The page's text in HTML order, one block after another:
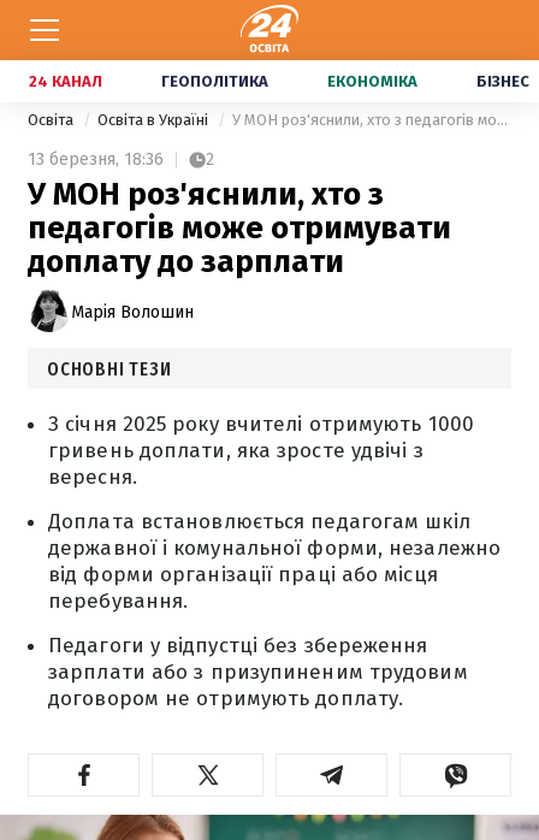
24 КАНАЛ ГЕОПОЛІТИКА ЕКОНОМІКА БІЗНЕС
Освіта Освіта в Україні У МОН роз'яснили, хто з педагогів може отримувати доплату до зарплати
13 березня, 18:36 2
У МОН роз'яснили, хто з
педагогів може отримувати
доплату до зарплати
Марія Волошин
ОСНОВНІ ТЕЗИ
З січня 2025 року вчителі отримують 1000
гривень доплати, яка зросте удвічі з
вересня.
Доплата встановлюється педагогам шкіл
державної і комунальної форми, незалежно
від форми організації праці або місця
перебування.
Педагоги у відпустці без збереження
зарплати або з призупиненим трудовим
договором не отримують доплату.